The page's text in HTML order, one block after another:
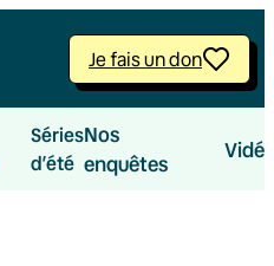
Je fais un don
Séries
d’été
Nos
enquêtes